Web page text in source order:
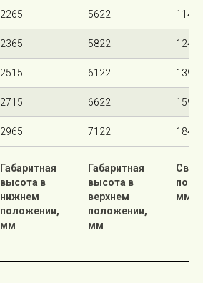
2265 5622 1143
2365 5822 1243
2515 6122 1393
2715 6622 1593
2965 7122 1843
Габаритная
высота в
нижнем
положении,
мм
Габаритная
высота в
верхнем
положении,
мм
мм